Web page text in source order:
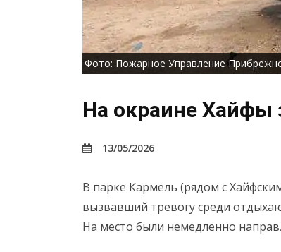
Фото: Пожарное Управление
На окраине Хайфы
13/05/2026
В парке Кармель (рядом с
вызвавший тревогу среди
На место были немедленно